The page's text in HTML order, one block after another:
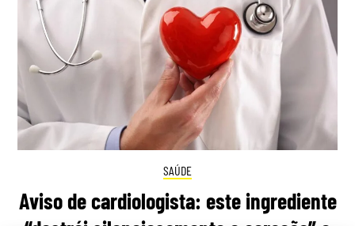
SAÚDE
Aviso de cardiologista: este ingrediente